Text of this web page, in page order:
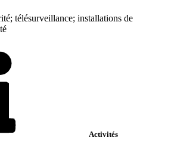
télésurveillance; installations de
Activités